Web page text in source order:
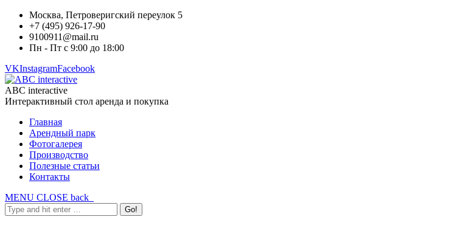
Москва, Петроверигский переулок 5
+7 (495) 926-17-90
9100911@mail.ru
Пн - Пт с 9:00 до 18:00
VKInstagramFacebook
ABC interactive
Интерактивный стол аренда и покупка
Главная
Арендный парк
Фотогалерея
Производство
Полезные статьи
Контакты
MENU CLOSE back